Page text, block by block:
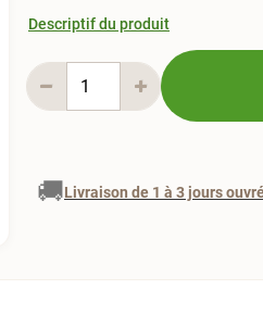
Descriptif du produit
🚚Livraison de 1 à 3 jours